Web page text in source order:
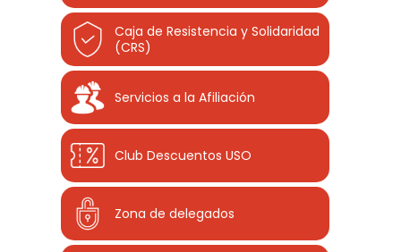
Caja de Resistencia y Solidaridad
(CRS)
Servicios a la Afiliación
Club Descuentos USO
Zona de delegados